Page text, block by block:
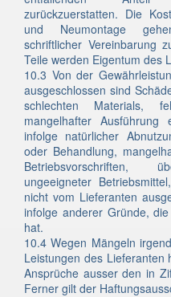
zurückzuerstatten. Die
und Neumontage
schriftlicher Vereinbarung
Teile werden Eigentum des
10.3 Von der
ausgeschlossen sind
schlechten Materials,
mangelhafter
infolge natürlicher
oder Behandlung,
Betriebsvorschriften,
ungeeigneter
nicht vom Lieferanten
infolge anderer Gründe,
hat.
10.4 Wegen Mängeln
Leistungen des Lieferanten
Ansprüche ausser den in
Ferner gilt der